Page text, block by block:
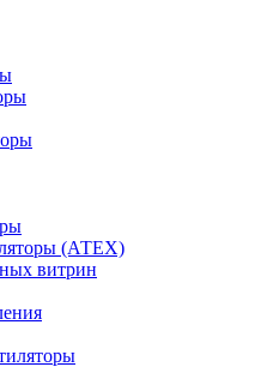
(АТЕХ)
витрин